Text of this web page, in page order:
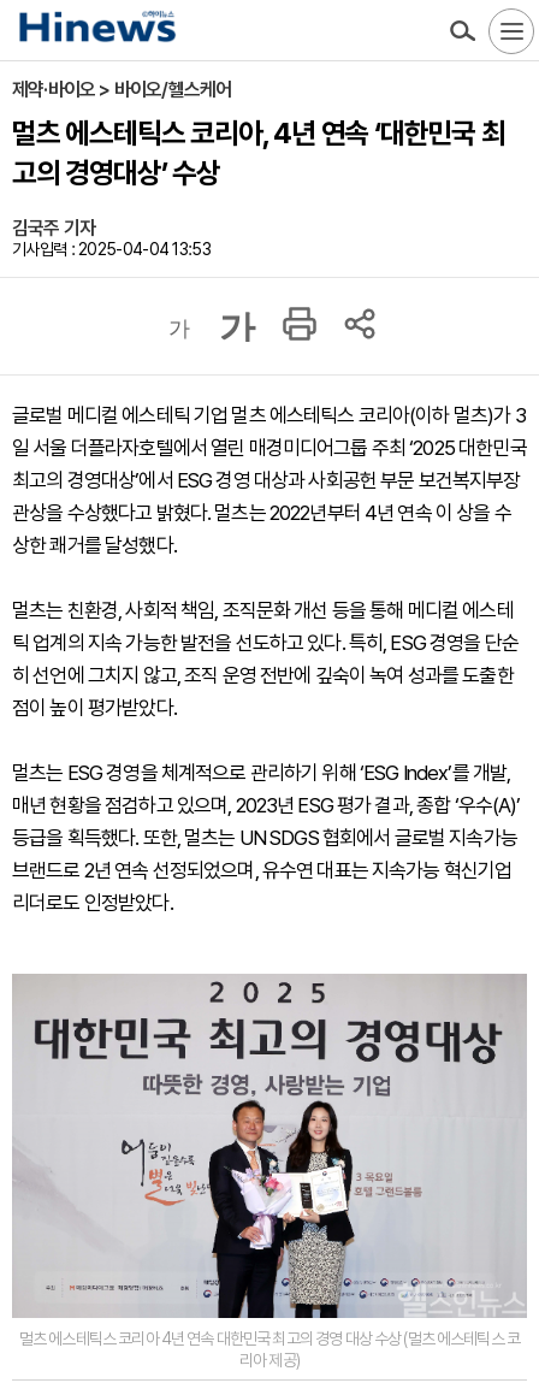
제약·바이오 > 바이오/헬스케어
멀츠 에스테틱스 코리아, 4년 연속 ‘대한민국 최
고의 경영대상’ 수상
김국주 기자
기사입력 : 2025-04-04 13:53
가 가
글로벌 메디컬 에스테틱 기업 멀츠 에스테틱스 코리아(이하 멀츠)가 3
일 서울 더플라자호텔에서 열린 매경미디어그룹 주최 ‘2025 대한민국
최고의 경영대상’에서 ESG 경영 대상과 사회공헌 부문 보건복지부장
관상을 수상했다고 밝혔다. 멀츠는 2022년부터 4년 연속 이 상을 수
상한 쾌거를 달성했다.
멀츠는 친환경, 사회적 책임, 조직문화 개선 등을 통해 메디컬 에스테
틱 업계의 지속 가능한 발전을 선도하고 있다. 특히, ESG 경영을 단순
히 선언에 그치지 않고, 조직 운영 전반에 깊숙이 녹여 성과를 도출한
점이 높이 평가받았다.
멀츠는 ESG 경영을 체계적으로 관리하기 위해 ‘ESG Index’를 개발,
매년 현황을 점검하고 있으며, 2023년 ESG 평가 결과, 종합 ‘우수(A)’
등급을 획득했다. 또한, 멀츠는 UN SDGS 협회에서 글로벌 지속가능
브랜드로 2년 연속 선정되었으며, 유수연 대표는 지속가능 혁신기업
리더로도 인정받았다.
멀츠 에스테틱스 코리아 4년 연속 대한민국 최고의 경영 대상 수상 (멀츠 에스테틱스 코
리아 제공)